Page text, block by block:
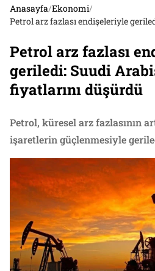
Anasayfa/Ekonomi/
Petrol arz fazlası
geriledi: Suudi
fiyatlarını düşürdü
Petrol, küresel arz fazlasının
işaretlerin güçlenmesiyle